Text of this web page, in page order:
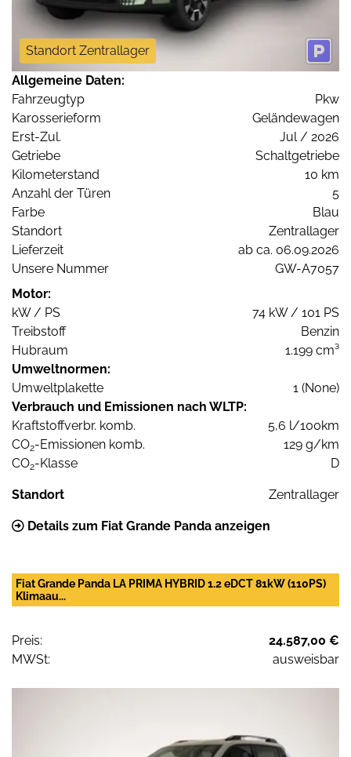
Standort Zentrallager
Allgemeine Daten:
Fahrzeugtyp
Pkw
Karosserieform
Geländewagen
Erst-Zul.
Jul / 2026
Getriebe
Schaltgetriebe
Kilometerstand
10 km
Anzahl der Türen
5
Farbe
Blau
Standort
Zentrallager
Lieferzeit
ab ca. 06.09.2026
Unsere Nummer
GW-A7057
Motor:
kW / PS
74 kW / 101 PS
Treibstoff
Benzin
Hubraum
1.199 cm³
Umweltnormen:
Umweltplakette
1 (None)
Verbrauch und Emissionen nach WLTP:
Kraftstoffverbr. komb.
5,6 l/100km
CO2-Emissionen komb.
129 g/km
CO2-Klasse D
Standort Zentrallager
Details zum Fiat Grande Panda anzeigen
Fiat Grande Panda LA PRIMA HYBRID 1.2 eDCT 81kW (110PS)
Klimaau...
Preis:
24.587,00 €
MWSt:
ausweisbar